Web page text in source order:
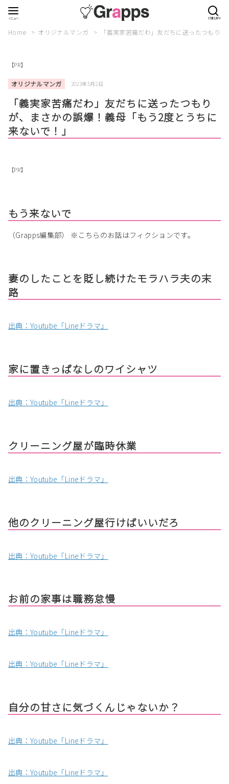
Home オリジナルマンガ 「義実家苦痛だわ」友だちに送ったつもり
【PR】
オリジナルマンガ 2023年5月2日
「義実家苦痛だわ」友だちに送ったつもり
が、まさかの誤爆！義母「もう2度とうちに
来ないで！」
【PR】
もう来ないで
（Grapps編集部） ※こちらのお話はフィクションです。
妻のしたことを貶し続けたモラハラ夫の末
路
出典：Youtube「Lineドラマ」
家に置きっぱなしのワイシャツ
出典：Youtube「Lineドラマ」
クリーニング屋が臨時休業
出典：Youtube「Lineドラマ」
他のクリーニング屋行けばいいだろ
出典：Youtube「Lineドラマ」
お前の家事は職務怠慢
出典：Youtube「Lineドラマ」
出典：Youtube「Lineドラマ」
自分の甘さに気づくんじゃないか？
出典：Youtube「Lineドラマ」
出典：Youtube「Lineドラマ」